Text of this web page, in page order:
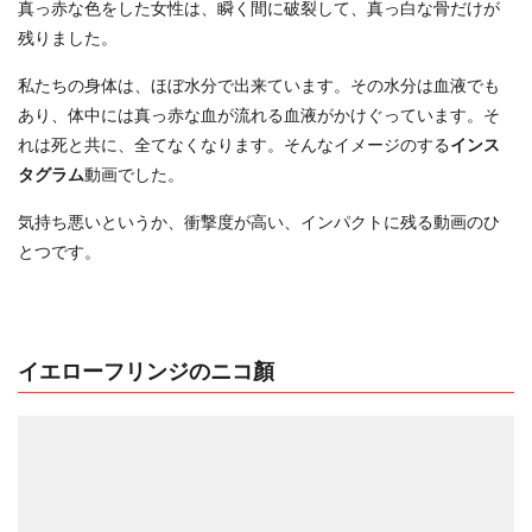
真っ赤な色をした女性は、瞬く間に破裂して、真っ白な骨だけが
残りました。
私たちの身体は、ほぼ水分で出来ています。その水分は血液でも
あり、体中には真っ赤な血が流れる血液がかけぐっています。そ
れは死と共に、全てなくなります。そんなイメージのするインス
タグラム動画でした。
気持ち悪いというか、衝撃度が高い、インパクトに残る動画のひ
とつです。
イエローフリンジのニコ顏